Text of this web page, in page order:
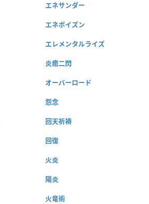
エネサンダー
エネポイズン
エレメンタルライズ
炎癒二閃
オーバーロード
怨念
回天祈祷
回復
火炎
陽炎
火竜術